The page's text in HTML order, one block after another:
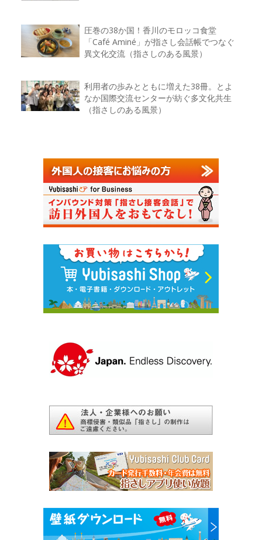
圧巻の38か国！香川のモロッコ食堂
「Café Aminé」が指さし会話帳でつなぐ
異文化交流（指さしのある風景）
利用者の歩みとともに増えた38冊。とよ
なか国際交流センターが紡ぐ多文化共生
（指さしのある風景）